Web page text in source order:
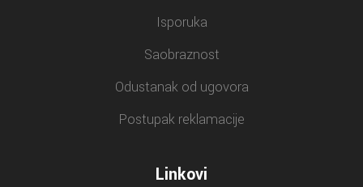
Isporuka
Saobraznost
Odustanak od ugovora
Postupak reklamacije
Linkovi